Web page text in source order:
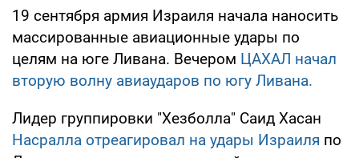
19 сентября армия Израиля начала наносить
массированные авиационные удары по
целям на юге Ливана. Вечером ЦАХАЛ начал
вторую волну авиаударов по югу Ливана.
Лидер группировки "Хезболла" Саид Хасан
Насралла отреагировал на удары Израиля по